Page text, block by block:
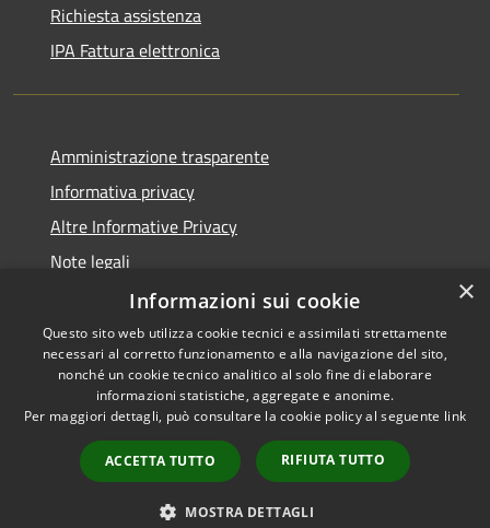
Richiesta assistenza
IPA Fattura elettronica
Amministrazione trasparente
Informativa privacy
Altre Informative Privacy
Note legali
Dichiarazione di accessibilità
RSS
Accessibilità
Copyright © 2026 • Comune di
Altamura • Powered by
Municipium•
Accesso
redazione
×
Informazioni sui cookie
Questo sito web utilizza cookie tecnici e assimilati strettamente
necessari al corretto funzionamento e alla navigazione del sito,
nonché un cookie tecnico analitico al solo fine di elaborare
informazioni statistiche, aggregate e anonime.
Per maggiori dettagli, può consultare la cookie policy al seguente link
ACCETTA TUTTO RIFIUTA TUTTO
MOSTRA DETTAGLI